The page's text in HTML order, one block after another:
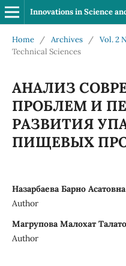
Innovations in Science
Home / Archives / Vol. 2
Technical Sciences
АНАЛИЗ
ПРОБЛЕМ И
РАЗВИТИЯ
ПИЩЕВЫХ
Назарбаева Барно Асатовна
Author
Магрупова Малохат
Author